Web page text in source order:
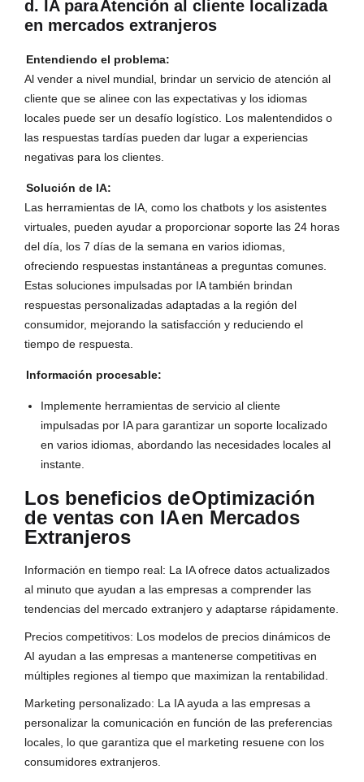
d. IA paraAtención al cliente localizada
en mercados extranjeros
Entendiendo el problema:
Al vender a nivel mundial, brindar un servicio de atención al
cliente que se alinee con las expectativas y los idiomas
locales puede ser un desafío logístico. Los malentendidos o
las respuestas tardías pueden dar lugar a experiencias
negativas para los clientes.
Solución de IA:
Las herramientas de IA, como los chatbots y los asistentes
virtuales, pueden ayudar a proporcionar soporte las 24 horas
del día, los 7 días de la semana en varios idiomas,
ofreciendo respuestas instantáneas a preguntas comunes.
Estas soluciones impulsadas por IA también brindan
respuestas personalizadas adaptadas a la región del
consumidor, mejorando la satisfacción y reduciendo el
tiempo de respuesta.
Información procesable:
Implemente herramientas de servicio al cliente
impulsadas por IA para garantizar un soporte localizado
en varios idiomas, abordando las necesidades locales al
instante.
Los beneficios deOptimización
de ventas con IAen Mercados
Extranjeros
Información en tiempo real: La IA ofrece datos actualizados
al minuto que ayudan a las empresas a comprender las
tendencias del mercado extranjero y adaptarse rápidamente.
Precios competitivos: Los modelos de precios dinámicos de
AI ayudan a las empresas a mantenerse competitivas en
múltiples regiones al tiempo que maximizan la rentabilidad.
Marketing personalizado: La IA ayuda a las empresas a
personalizar la comunicación en función de las preferencias
locales, lo que garantiza que el marketing resuene con los
consumidores extranjeros.